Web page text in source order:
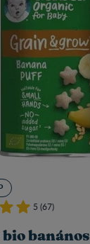
5 (67)
banános